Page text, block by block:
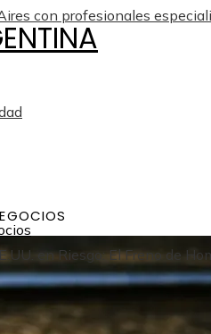
con profesionales
en Riesgo: El Freno de